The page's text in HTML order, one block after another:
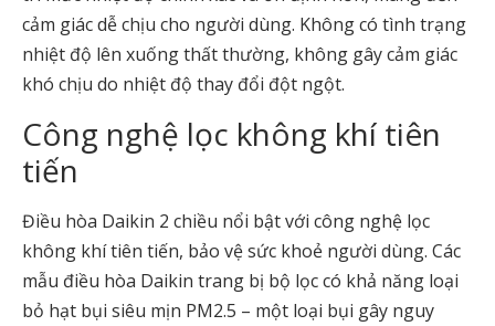
cảm giác dễ chịu cho người dùng. Không có tình trạng
nhiệt độ lên xuống thất thường, không gây cảm giác
khó chịu do nhiệt độ thay đổi đột ngột.
Công nghệ lọc không khí tiên
tiến
Điều hòa Daikin 2 chiều nổi bật với công nghệ lọc
không khí tiên tiến, bảo vệ sức khoẻ người dùng. Các
mẫu điều hòa Daikin trang bị bộ lọc có khả năng loại
bỏ hạt bụi siêu mịn PM2.5 – một loại bụi gây nguy